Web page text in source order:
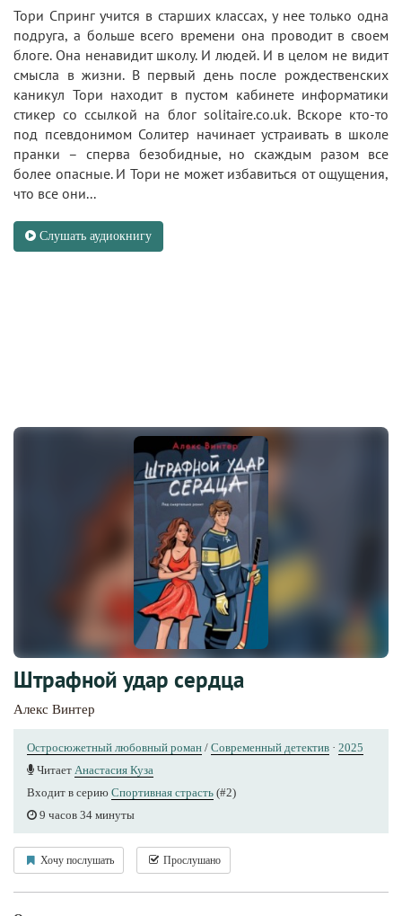
Тори Спринг учится в старших классах, у нее только одна
подруга, а больше всего времени она проводит в своем
блоге. Она ненавидит школу. И людей. И в целом не видит
смысла в жизни. В первый день после рождественских
каникул Тори находит в пустом кабинете информатики
стикер со ссылкой на блог solitaire.co.uk. Вскоре кто-то
под псевдонимом Солитер начинает устраивать в школе
пранки – сперва безобидные, но скаждым разом все
более опасные. И Тори не может избавиться от ощущения,
что все они...
Слушать аудиокнигу
Штрафной удар сердца
Алекс Винтер
Остросюжетный любовный роман / Современный детектив · 2025
Читает Анастасия Куза
Входит в серию Спортивная страсть (#2)
9 часов 34 минуты
Хочу послушать Прослушано